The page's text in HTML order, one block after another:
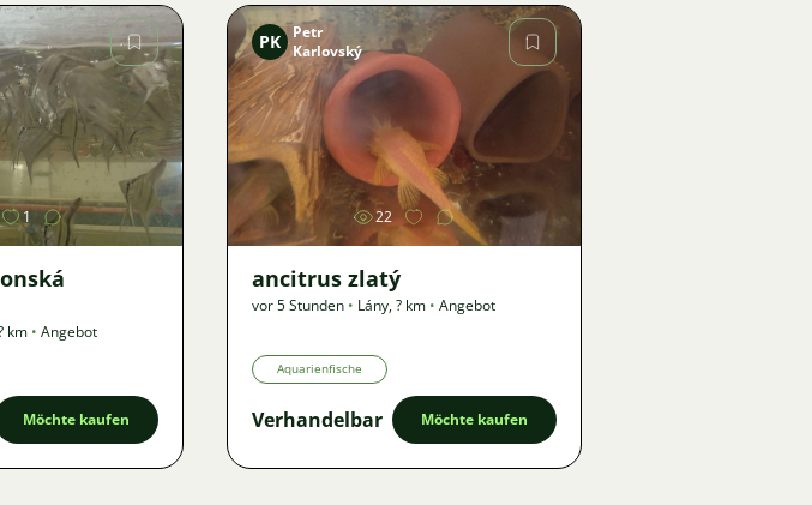
Bild
1
km • Angebot
Möchte kaufen
Bild
PK
Petr
Karlovský
22
ancitrus zlatý
vor 5 Stunden • Lány,? km • Angebot
Aquarienfische
Verhandelbar Möchte kaufen